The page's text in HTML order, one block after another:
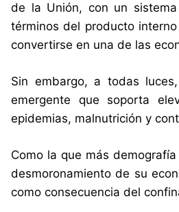
de la Unión, con un
términos del producto
convertirse en una de las
Sin embargo, a todas
emergente que soporta
epidemias, malnutrición y
Como la que más
desmoronamiento de su
como consecuencia del